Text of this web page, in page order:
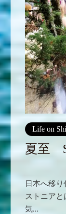
Life on
夏至
日本へ移
ストニア
気...